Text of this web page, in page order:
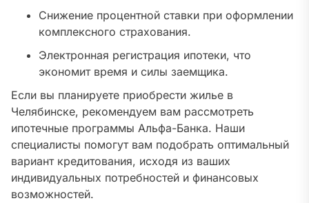
Снижение процентной ставки при оформлении
комплексного страхования.
Электронная регистрация ипотеки, что
экономит время и силы заемщика.
Если вы планируете приобрести жилье в
Челябинске, рекомендуем вам рассмотреть
ипотечные программы Альфа-Банка. Наши
специалисты помогут вам подобрать оптимальный
вариант кредитования, исходя из ваших
индивидуальных потребностей и финансовых
возможностей.